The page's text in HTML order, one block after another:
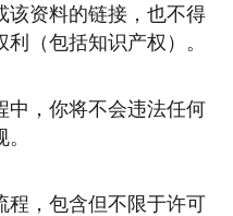
该资料的链接，也不得
（包括知识产权）。
中，你将不会违法任何
程，包含但不限于许可